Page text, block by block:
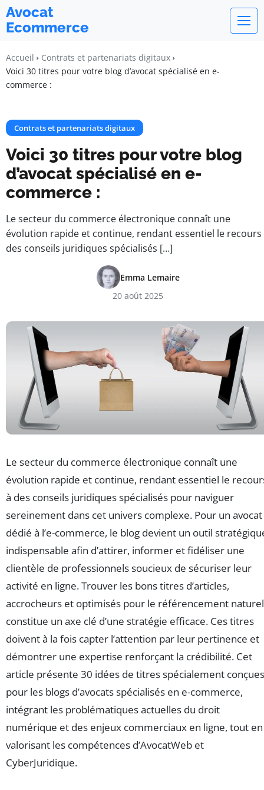
Avocat
Ecommerce
Accueil
Contrats et partenariats digitaux
Voici 30 titres pour votre blog d’avocat spécialisé en e-
commerce :
Contrats et partenariats digitaux
Voici 30 titres pour votre blog
d’avocat spécialisé en e-
commerce :
Le secteur du commerce électronique connaît une
évolution rapide et continue, rendant essentiel le recours
des conseils juridiques spécialisés […]
Emma Lemaire
20 août 2025
Le secteur du commerce électronique connaît une
évolution rapide et continue, rendant essentiel le
à des conseils juridiques spécialisés pour naviguer
sereinement dans cet univers complexe. Pour un avocat
dédié à l’e-commerce, le blog devient un outil
indispensable afin d’attirer, informer et fidéliser une
clientèle de professionnels soucieux de sécuriser leur
activité en ligne. Trouver les bons titres d’articles,
accrocheurs et optimisés pour le référencement
constitue un axe clé d’une stratégie efficace. Ces titres
doivent à la fois capter l’attention par leur pertinence et
démontrer une expertise renforçant la crédibilité. Cet
article présente 30 idées de titres spécialement conçues
pour les blogs d’avocats spécialisés en e-commerce,
intégrant les problématiques actuelles du droit
numérique et des enjeux commerciaux en ligne, tout en
valorisant les compétences d’AvocatWeb et
CyberJuridique.